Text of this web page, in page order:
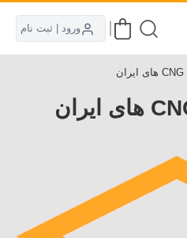
ورود | ثبت نام